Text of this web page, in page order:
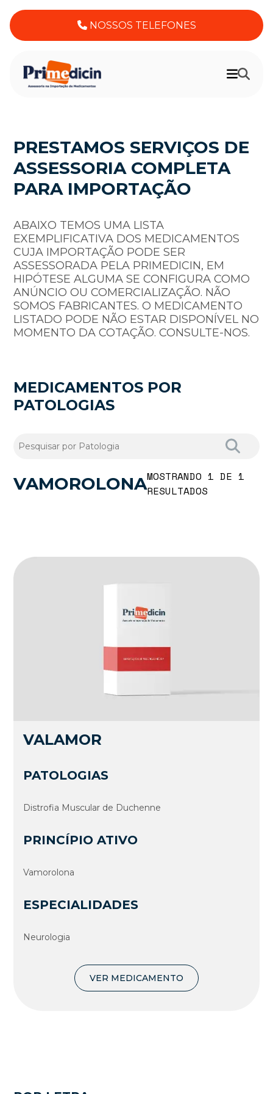
NOSSOS TELEFONES
PRESTAMOS SERVIÇOS DE
ASSESSORIA COMPLETA
PARA IMPORTAÇÃO
ABAIXO TEMOS UMA LISTA
EXEMPLIFICATIVA DOS MEDICAMENTOS
CUJA IMPORTAÇÃO PODE SER
ASSESSORADA PELA PRIMEDICIN, EM
HIPÓTESE ALGUMA SE CONFIGURA COMO
ANÚNCIO OU COMERCIALIZAÇÃO. NÃO
SOMOS FABRICANTES. O MEDICAMENTO
LISTADO PODE NÃO ESTAR DISPONÍVEL NO
MOMENTO DA COTAÇÃO. CONSULTE-NOS.
MEDICAMENTOS POR
PATOLOGIAS
VAMOROLONAMOSTRANDO 1 DE 1
RESULTADOS
VALAMOR
PATOLOGIAS
Distrofia Muscular de Duchenne
PRINCÍPIO ATIVO
Vamorolona
ESPECIALIDADES
Neurologia
VER MEDICAMENTO